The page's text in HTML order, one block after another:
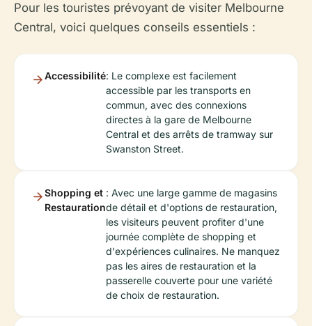
Pour les touristes prévoyant de visiter Melbourne
Central, voici quelques conseils essentiels :
Accessibilité: Le complexe est facilement
accessible par les transports en
commun, avec des connexions
directes à la gare de Melbourne
Central et des arrêts de tramway sur
Swanston Street.
Shopping et
Restauration
: Avec une large gamme de magasins
de détail et d'options de restauration,
les visiteurs peuvent profiter d'une
journée complète de shopping et
d'expériences culinaires. Ne manquez
pas les aires de restauration et la
passerelle couverte pour une variété
de choix de restauration.